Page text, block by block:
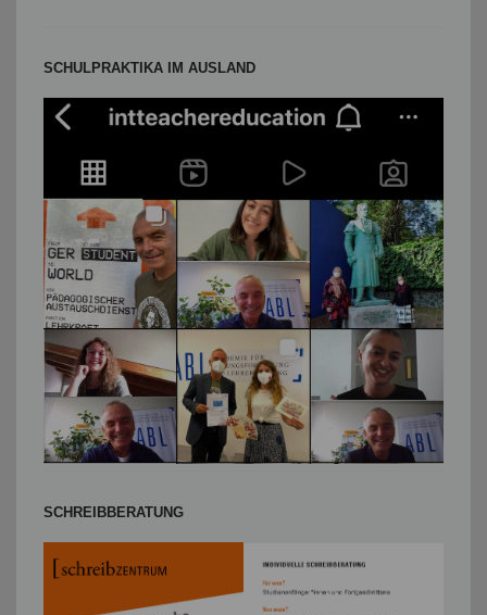
SCHULPRAKTIKA IM AUSLAND
SCHREIBBERATUNG